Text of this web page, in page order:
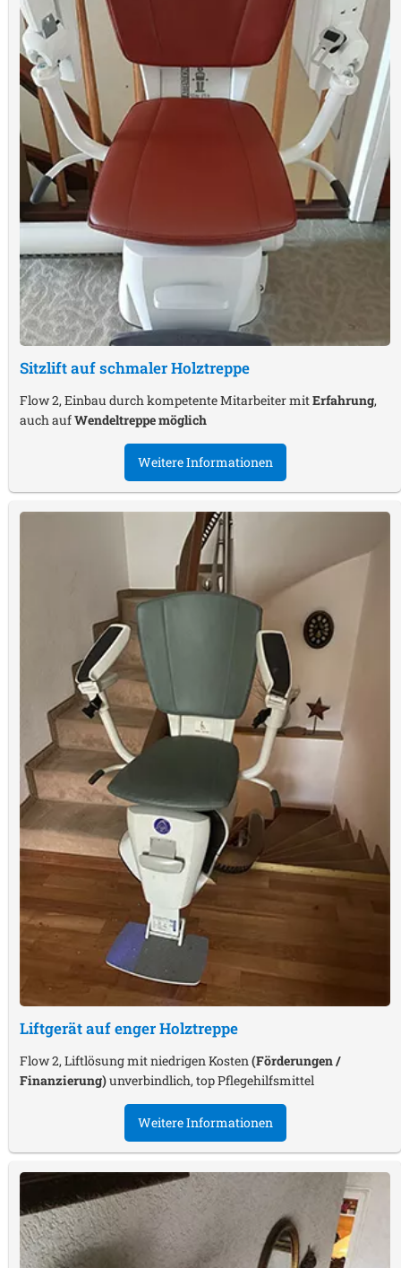
Sitzlift auf schmaler Holztreppe
Flow 2, Einbau durch kompetente Mitarbeiter mitErfahrung,
auch aufWendeltreppe möglich
Weitere Informationen
Liftgerät auf enger Holztreppe
Flow 2, Liftlösung mit niedrigen Kosten (Förderungen /
Finanzierung)unverbindlich, top Pflegehilfsmittel
Weitere Informationen